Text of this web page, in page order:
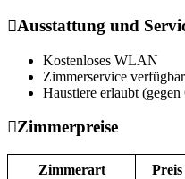
Ausstattung und
Kostenloses WLAN
Zimmerservice verfügbar
Haustiere erlaubt
Zimmerpreise
Zimmerart